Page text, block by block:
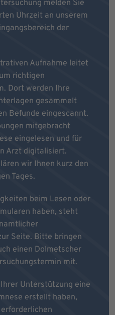
melden Sie
Uhrzeit an unserem
der
Aufnahme leitet
richtigen
Dort werden Ihre
gesammelt
Befunde eingescannt.
mitgebracht
eingelesen und für
Arzt digitalisiert.
wir Ihnen kurz den
Tages.
beim Lesen oder
haben, steht
Seite. Bitte bringen
einen Dolmetscher
mit.
Unterstützung eine
erstellt haben,